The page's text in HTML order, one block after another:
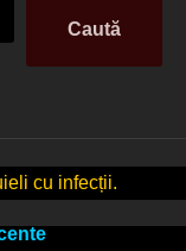
Caută
cu infecții.